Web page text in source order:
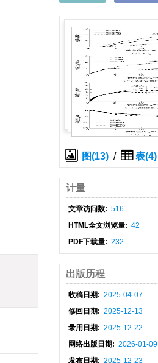
图(13) / 表(4)
计量
文章访问数: 516
HTML全文浏览量: 42
PDF下载量: 232
出版历程
收稿日期: 2025-04-07
修回日期: 2025-12-13
录用日期: 2025-12-22
网络出版日期: 2026-01-09
发布日期: 2025-12-23